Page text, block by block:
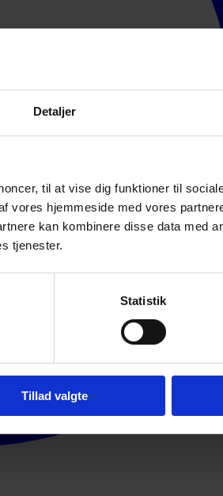
Detaljer
til at vise dig funktioner til
vores hjemmeside med vores
kan kombinere disse data med
tjenester.
Statistik
Tillad valgte